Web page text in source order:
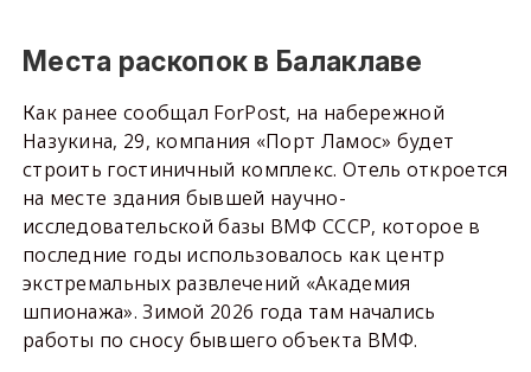
Места раскопок в Балаклаве
Как ранее сообщал ForPost, на набережной
Назукина, 29, компания «Порт Ламос» будет
строить гостиничный комплекс. Отель откроется
на месте здания бывшей научно-
исследовательской базы ВМФ СССР, которое в
последние годы использовалось как центр
экстремальных развлечений «Академия
шпионажа». Зимой 2026 года там начались
работы по сносу бывшего объекта ВМФ.